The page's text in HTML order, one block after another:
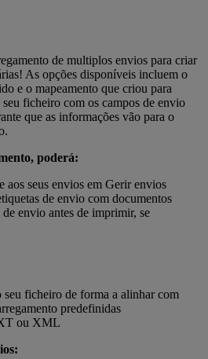
de multiplos envios para criar
As opções disponíveis incluem o
e o mapeamento que criou para
ficheiro com os campos de envio
que as informações vão para o
poderá:
aos seus envios em Gerir envios
de envio com documentos
envio antes de imprimir, se
seu ficheiro de forma a alinhar com
predefinidas
ou XML